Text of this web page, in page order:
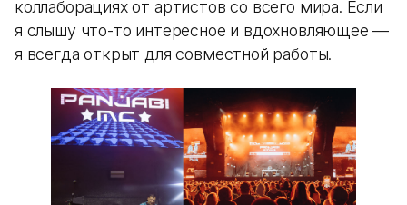
коллаборациях от артистов со всего мира. Если
я слышу что-то интересное и вдохновляющее —
я всегда открыт для совместной работы.